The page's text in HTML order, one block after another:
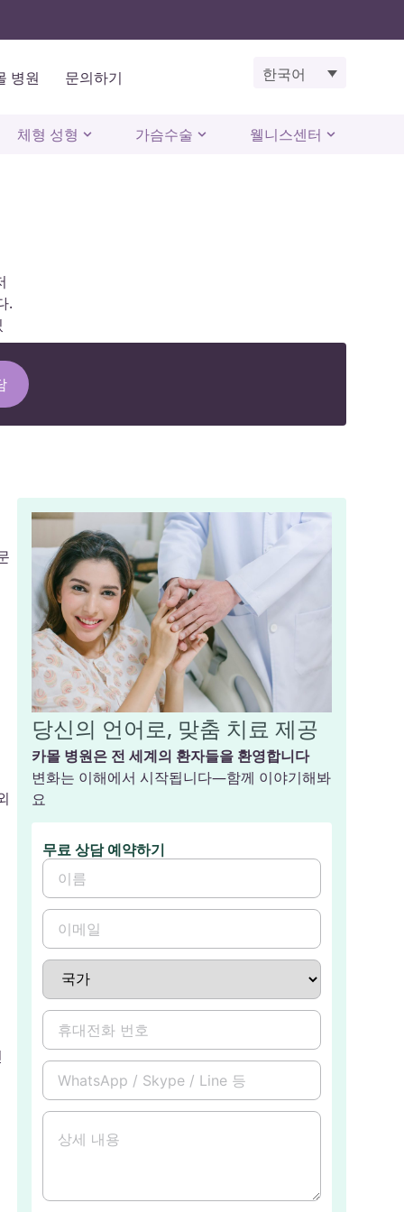
병원 문의하기 한국어
체형 성형 가슴수술 웰니스센터
.
당신의 언어로, 맞춤 치료 제공
카몰 병원은 전 세계의 환자들을 환영합니다
변화는 이해에서 시작됩니다—함께 이야기해봐
요
무료 상담 예약하기